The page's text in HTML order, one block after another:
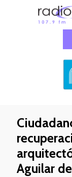
Aguilar